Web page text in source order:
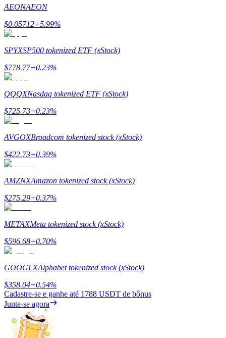
Indicação
Convide um amigo para receber recompensas em dinheiro
BTC Welcome Rewards
BTC Welcome Rewards
Deposit & Trade BTC to Share 25000 USDT prize pool!
Deposit CASHCAT & Win
Share 500000 CASHCAT prize pool
Exclusive for BitMart Users
Register & Trade to Win 500,000 USDT
AEONAEON
$0.05712+5.99%
SPYXSP500 tokenized ETF (xStock)
$778.77+0.23%
QQQXNasdaq tokenized ETF (xStock)
$725.73+0.23%
AVGOXBroadcom tokenized stock (xStock)
$422.73+0.39%
AMZNXAmazon tokenized stock (xStock)
$275.29+0.37%
METAXMeta tokenized stock (xStock)
$596.68+0.70%
GOOGLXAlphabet tokenized stock (xStock)
$358.04+0.54%
Cadastre-se e ganhe até 1788 USDT de bônus
Junte-se agora